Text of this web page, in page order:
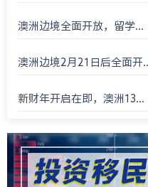
澳洲边境全面开放，留学...
澳洲边境2月21日后全面开...
新财年开启在即，澳洲13...